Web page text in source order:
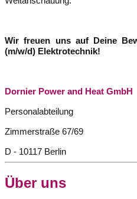
Wir freuen uns auf Deine
(m/w/d) Elektrotechnik!
Dornier Power and Heat GmbH
Personalabteilung
Zimmerstraße 67/69
D - 10117 Berlin
Über uns